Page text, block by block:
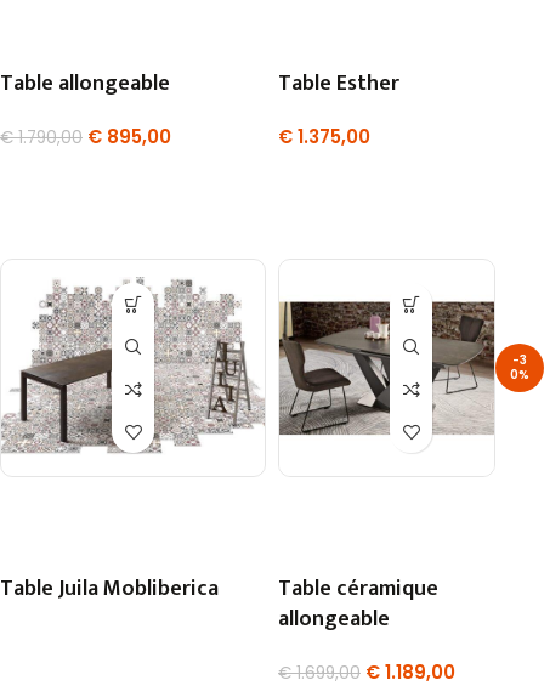
Table allongeable
€1.790,00 € 895,00
Table Esther
€1.375,00
Table Juila Mobliberica
-3
0%
Table céramique
allongeable
€1.699,00 €1.189,00